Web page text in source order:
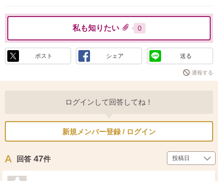
私も知りたい 0
ポスト シェア 送る
通報する
ログインして回答してね！
新規メンバー登録 / ログイン
回答 47件